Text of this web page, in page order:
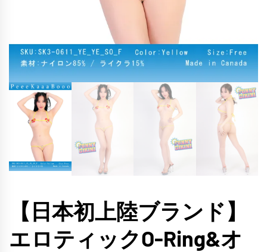
【日本初上陸ブランド】
エロティックO-Ring&オ